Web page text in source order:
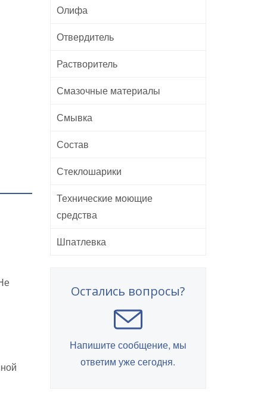
Олифа
Отвердитель
Растворитель
Смазочные материалы
Смывка
Состав
Стеклошарики
Технические моющие
средства
Шпатлевка
Остались вопросы?
Напишите сообщение, мы
ответим уже сегодня.